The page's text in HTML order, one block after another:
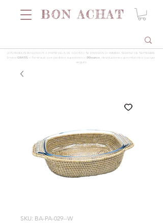
LOS PEDIDOS REALIZADOS A PARTIR DEL 5 DE AGOSTO SE ENVIARÁN LA PRIMERA SEMANA DE SEPTIEMBRE
Envios GRATIS a Península por pedidos superiores a 99 euros , devoluciones garantizadas y pago
seguro
SKU: BA-PA-029--W